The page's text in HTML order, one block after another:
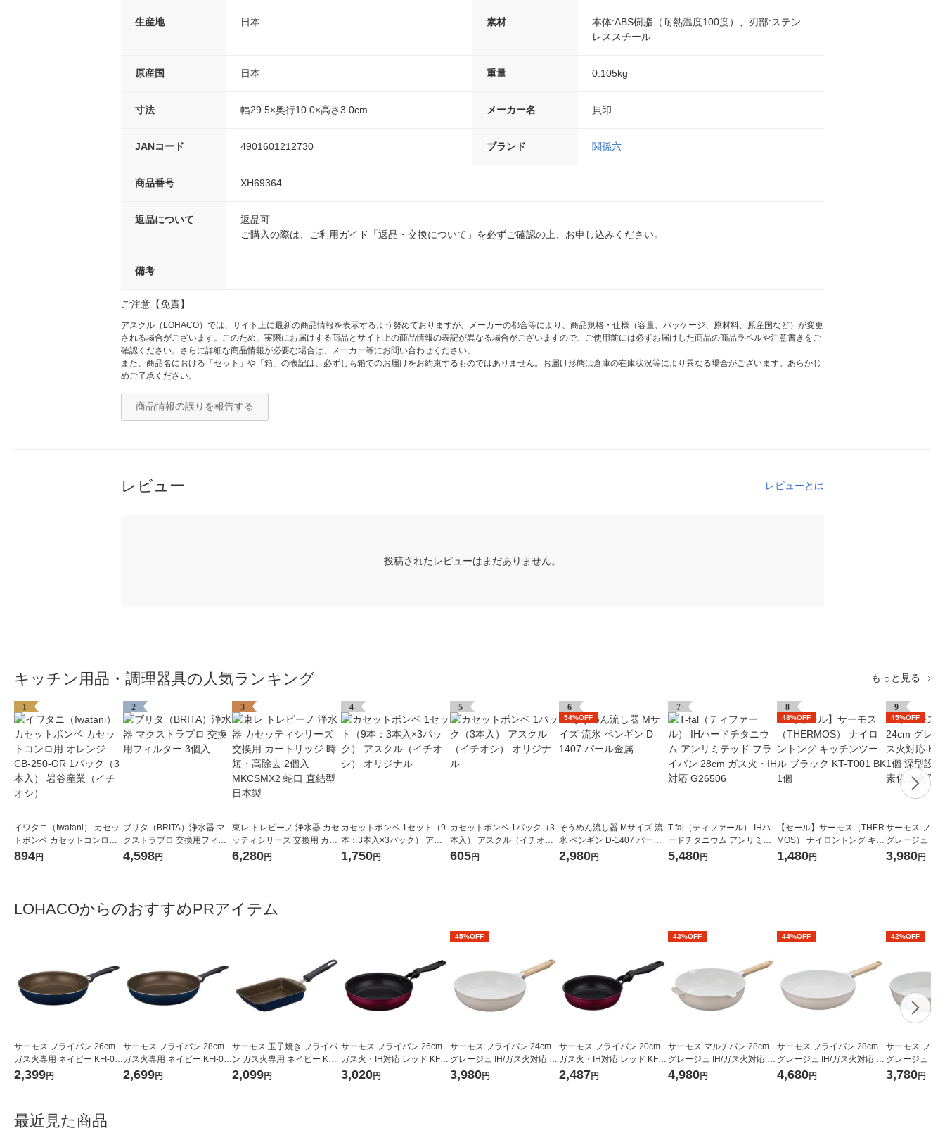
生産地 日本 素材
本体:ABS樹脂（耐熱温度100度）、刃部:ステン
レススチール
原産国 日本 重量 0.105kg
寸法 幅29.5×奥行10.0×高さ3.0cm メーカー名 貝印
JANコード 4901601212730 ブランド 関孫六
商品番号 XH69364
返品について
返品可
ご購入の際は、ご利用ガイド「返品・交換について」を必ずご確認の上、お申し込みください。
備考
ご注意【免責】
アスクル（LOHACO）では、サイト上に最新の商品情報を表示するよう努めておりますが、メーカーの都合等により、商品規格・仕様（容量、パッケージ、原材料、原産国など）が変更
される場合がございます。このため、実際にお届けする商品とサイト上の商品情報の表記が異なる場合がございますので、ご使用前には必ずお届けした商品の商品ラベルや注意書きをご
確認ください。さらに詳細な商品情報が必要な場合は、メーカー等にお問い合わせください。
また、商品名における「セット」や「箱」の表記は、必ずしも箱でのお届けをお約束するものではありません。お届け形態は倉庫の在庫状況等により異なる場合がございます。あらかじ
めご了承ください。
商品情報の誤りを報告する
レビュー レビューとは
投稿されたレビューはまだありません。
キッチン用品・調理器具の人気ランキング もっと見る
1
イワタニ（Iwatani） カセッ
トボンベ カセットコンロ用
オレンジ CB-250-OR 1パッ
894円
2
ブリタ（BRITA）浄水器 マ
クストラプロ 交換用フィル
ター 3個入
4,598円
3
東レ トレビーノ 浄水器 カセ
ッティシリーズ 交換用 カー
トリッジ 時短・高除去 2個
入 MKCSMX2 蛇口 直結型
6,280円
4
カセットボンベ 1セット（9
本：3本入×3パック） アス
クル（イチオシ） オリジナ
ル
1,750円
5
カセットボンベ 1パック（3
本入） アスクル（イチオ
シ） オリジナル
605円
6
54%OFF
そうめん流し器 Mサイズ 流
氷 ペンギン D-1407 パール
金属
2,980円
7
T-fal（ティファール） IHハ
ードチタニウム アンリミテ
ッド フライパン 28cm ガス
火・IH対応 G26506
5,480円
8
48%OFF
【セール】サーモス（THER
MOS） ナイロントング キッ
チンツール ブラック KT-T00
1 BK 1個
1,480円
9
45%OFF
サーモス フラ
グレージュ IH/
FO-024 GG 1
量 フッ素化合
3,980円
LOHACOからのおすすめPRアイテム
サーモス フライパン 26cm
ガス火専用 ネイビー KFI-02
6 NVY 1個
2,399円
サーモス フライパン 28cm
ガス火専用 ネイビー KFI-02
8 NVY 1個
2,699円
サーモス 玉子焼き フライパ
ン ガス火専用 ネイビー KFI-
013E NVY 1個
2,099円
サーモス フライパン 26cm
ガス火・IH対応 レッド KFM-
026 R1個
3,020円
45%OFF
サーモス フライパン 24cm
グレージュ IH/ガス火対応 K
FO-024 GG 1個 深型設計 軽
量 フッ素化合物不使用
3,980円
サーモス フライパン 20cm
ガス火・IH対応 レッド KFM-
020 R1個
2,487円
43%OFF
サーモス マルチパン 28cm
グレージュ IH/ガス火対応 K
FOー028W GG1個 深型設計
軽量 フッ素化合物不使用
4,980円
44%OFF
サーモス フライパン 28cm
グレージュ IH/ガス火対応 K
FO-028 GG 1個 深型設計 軽
量 フッ素化合物不使用
4,680円
42%OFF
サーモス フラ
グレージュ IH/
FO-020 GG 1
量 フッ素化合
3,780円
最近見た商品